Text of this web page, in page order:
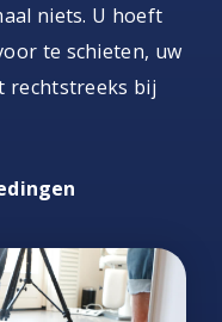
niets. U hoeft
te schieten, uw
rechtstreeks bij